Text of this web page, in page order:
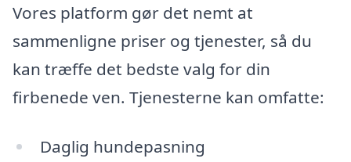
Vores platform gør det nemt at
sammenligne priser og tjenester, så du
kan træffe det bedste valg for din
firbenede ven. Tjenesterne kan omfatte:
Daglig hundepasning